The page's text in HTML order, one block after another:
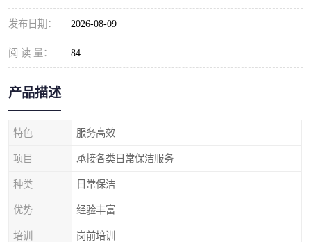
发布日期： 2026-08-09
阅 读 量： 84
产品描述
特色 服务高效
项目 承接各类日常保洁服务
种类 日常保洁
优势 经验丰富
培训 岗前培训